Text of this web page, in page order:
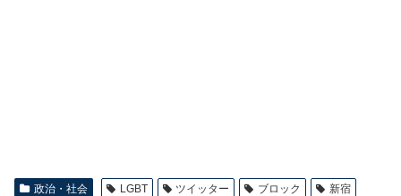
政治・社会 LGBT ツイッター ブロック
新宿